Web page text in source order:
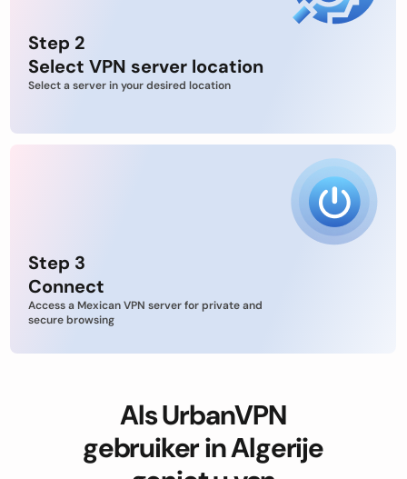
Step 2
Select VPN server location
Select a server in your desired location
Step 3
Connect
Access a Mexican VPN server for private and
secure browsing
Als UrbanVPN
gebruiker in Algerije